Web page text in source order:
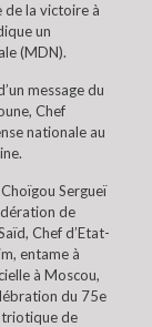
la victoire à
un
(MDN).
message du
Chef
nationale au
Sergueï
de
Chef d’Etat-
entame à
à Moscou,
du 75e
de